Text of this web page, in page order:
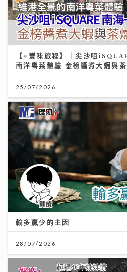
【#豐味旅程】｜尖沙咀
南洋粵菜體驗 金榜醬煮大蝦與
25/07/2026
輸多贏少的主因
28/07/2026